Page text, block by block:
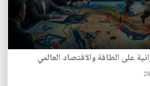
على الطاقة والاقتصاد العالمي